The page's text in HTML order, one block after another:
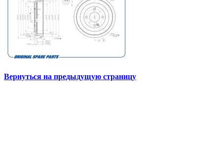
Вернуться на предыдущую страницу